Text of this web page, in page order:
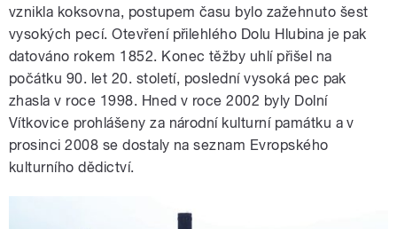
vznikla koksovna, postupem času bylo zažehnuto šest
vysokých pecí. Otevření přilehlého Dolu Hlubina je pak
datováno rokem 1852. Konec těžby uhlí přišel na
počátku 90. let 20. století, poslední vysoká pec pak
zhasla v roce 1998. Hned v roce 2002 byly Dolní
Vítkovice prohlášeny za národní kulturní památku a v
prosinci 2008 se dostaly na seznam Evropského
kulturního dědictví.